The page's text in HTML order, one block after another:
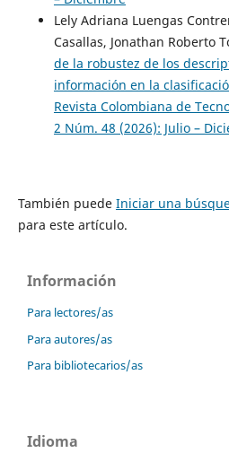
Lely Adriana Luengas
Casallas, Jonathan Roberto
de la robustez de los
información en la
Revista Colombiana de
2 Núm. 48 (2026): Julio –
También puede Iniciar una
para este artículo.
Información
Para lectores/as
Para autores/as
Para bibliotecarios/as
Idioma